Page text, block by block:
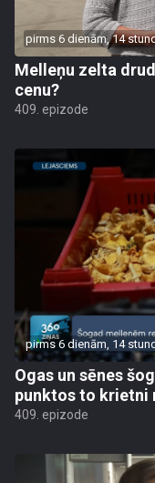
pirms 6 dienām, 14
Melleņu zelta
cenu?
409. epizode
pirms 6 dienām, 14
Ogas un sēnes
punktos to krietni
409. epizode